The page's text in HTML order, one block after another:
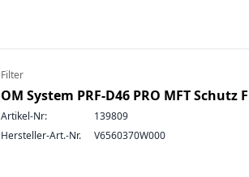
Filter
OM System PRF-D46 PRO MFT Schutz
Artikel-Nr:
139809
Hersteller-Art.-Nr.
V6560370W000